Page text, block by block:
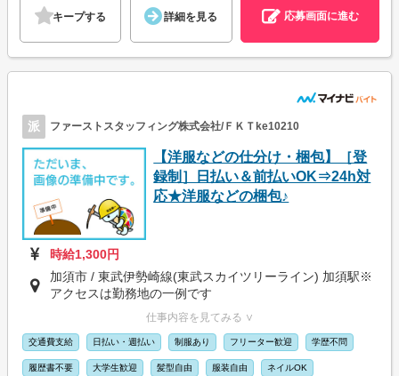
キープする 詳細を見る 応募画面に進む
派 ファーストスタッフィング株式会社/ＦＫＴke10210
【洋服などの仕分け・梱包】［登
録制］日払い＆前払いOK⇒24h対
応★洋服などの梱包♪
時給1,300円
加須市 / 東武伊勢崎線(東武スカイツリーライン) 加須駅※
アクセスは勤務地の一例です
仕事内容を見てみる ∨
交通費支給 日払い・週払い 制服あり フリーター歓迎 学歴不問
履歴書不要 大学生歓迎 髪型自由 服装自由 ネイルOK